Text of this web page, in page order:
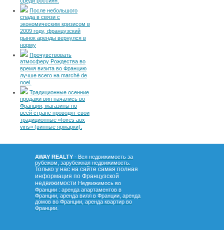
После небольшого
спада в связи с
экономическим кризисом в
2009 году, французский
рынок аренды вернулся в
норму
Прочувствовать
атмосферу Рождества во
время визита во Францию
лучше всего на marché de
noel.
Традиционные осенние
продажи вин начались во
Франции, магазины по
всей стране проводят свои
традиционные «foires aux
vins» (винные ярмарки).
AWAY REALTY - Вся недвижимость за
рубежом, зарубежная недвижимость.
Только у нас на сайте самая полная
информация по Французской
недвижимости Недвижимось во
Франции : аренда апартаментов в
Франции, аренда вилл в Франции, аренда
домов во Франции, аренда квартир во
Франции.